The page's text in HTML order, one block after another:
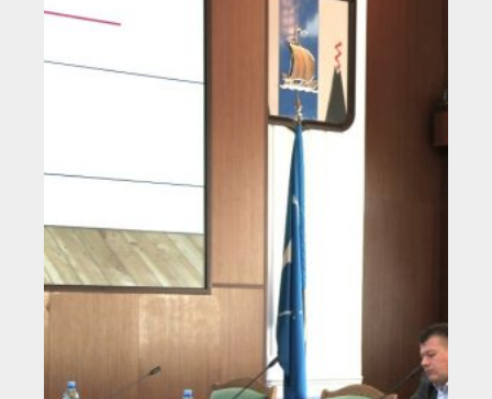
Орган надзора
Охрана труда
Видеоматериалы
Членство в НКО
Работа в Общественных советах
Законодательство РФ по
техническим регламентам
Повышение квалификации,
профессиональная
переподготовка